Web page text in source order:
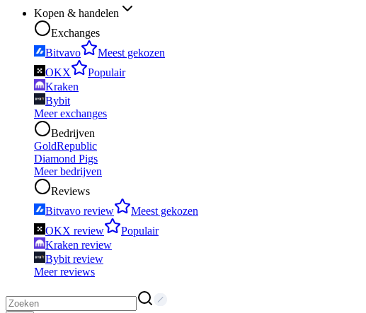
Kopen & handelen
Exchanges
Bitvavo
Meest gekozen
OKX
Populair
Kraken
Bybit
Meer exchanges
Bedrijven
GoldRepublic
Diamond Pigs
Meer bedrijven
Reviews
Bitvavo review
Meest gekozen
OKX review
Populair
Kraken review
Bybit review
Meer reviews